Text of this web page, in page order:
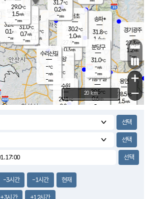
과천
27.9℃
0.3m/s
- mm
용인
28.5℃
1.5m/s
경기광주
27.3℃
1.2m/s
-mm
1.9m/s
의왕
- ℃
m/s
mm
mm
광명
32.2 ℃
1.1 m/s
-mm
부천
32.0℃
0.1 m/s
-mm
구로
31.0℃
0.7m/s
-mm
송파*
31.8℃
1.4m/s
-mm
서초
30.2℃
1.0m/s
-mm
기흥구갈
29.5℃
0.6m/s
-
수리산길
-℃
-m/s
-mm
분당구
31.0℃
-m/s
-mm
29.0℃
1.5m/s
-mm
수원
29.1℃
0.2 m/s
31.7℃
0.2m/s
-mm
+
−
20 km
-3시간 -1시간 현재
+3시간 +12시간